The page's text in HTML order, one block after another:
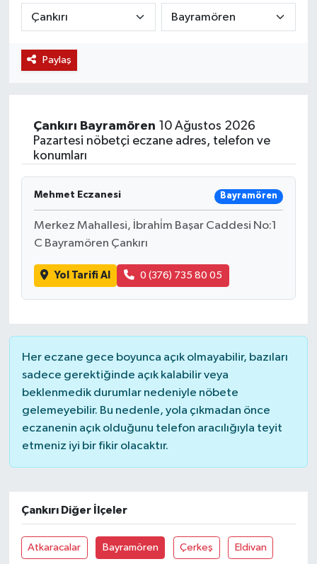
Paylaş
Çankırı Bayramören 10 Ağustos 2026
Pazartesi nöbetçi eczane adres, telefon ve
konumları
Mehmet Eczanesi Bayramören
Merkez Mahallesi, İbrahi̇m Başar Caddesi No:1
C Bayramören Çankırı
Yol Tarifi Al 0 (376) 735 80 05
Her eczane gece boyunca açık olmayabilir, bazıları
sadece gerektiğinde açık kalabilir veya
beklenmedik durumlar nedeniyle nöbete
gelemeyebilir. Bu nedenle, yola çıkmadan önce
eczanenin açık olduğunu telefon aracılığıyla teyit
etmeniz iyi bir fikir olacaktır.
Çankırı Diğer İlçeler
Atkaracalar Bayramören Çerkeş Eldivan
YAŞAM
SARUHANLI
KIRKAĞAÇ
GÖRDES
KÖPRÜBAŞI
KULA
SARIGÖL
SELENDİ
SOMA
EĞİTİM
SPOR
BİLİM VE TEKNOLOJİ
YAZARLAR
MANİSA'YI KEŞFET
TÜRKİYE'DE TREND HABERLER
ÖZEL HABER